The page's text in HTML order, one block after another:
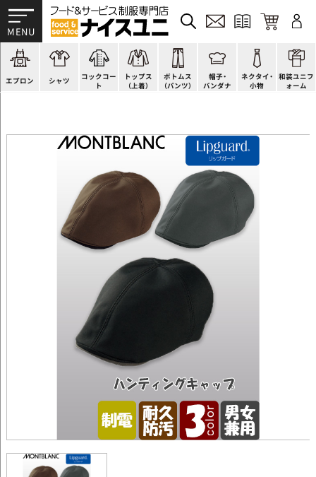
エプロン
かぶり型
スモック風
厨房用
ラップエプロン
シャツ
ピンタック
Tシャツ
ポロシャツ
和風シャツ(Asian)コックコー
ト
ショップコート
スタンダード
ファッション
キッズ
トップス
（上着）
法被(はっぴ)
調理白衣
カットソー
ジャンバー
ボトムス
（パンツ）
イージーパンツ
ワンピース
厨房シューズ
フロアシューズ
帽子・
バンダナ
洋帽子
コック帽
衛生帽子
ヘアネット
ネクタイ・
小物
ネクタイ
蝶ネクタイ
リボン・スカーフ
クロスタイ
和装ユニフ
ォーム
帯
草履、足袋など
着付小物
きもの